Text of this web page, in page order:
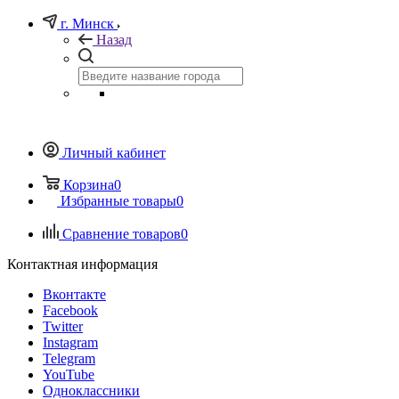
г. Минск
Назад
Личный кабинет
Корзина0
Избранные товары0
Сравнение товаров0
Контактная информация
Вконтакте
Facebook
Twitter
Instagram
Telegram
YouTube
Одноклассники